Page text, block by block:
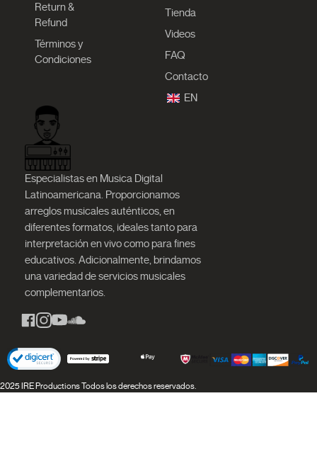
Tienda
Videos
FAQ
Contacto
EN
Return &
Refund
Términos y
Condiciones
Especialistas en Musica Digital
Latinoamericana. Proporcionamos
arreglos musicales auténticos, en
diferentes formatos, ideales tanto para
interpretación en vivo como para fines
educativos. Adicionalmente, brindamos
una variedad de servicios musicales
complementarios.
2025 IRE Productions Todos los derechos reservados.